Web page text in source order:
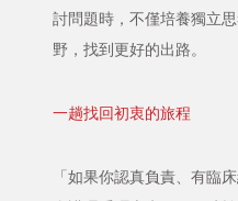
討問題時，不僅培養獨立
野，找到更好的出路。
一趟找回初衷的旅程
「如果你認真負責、有臨